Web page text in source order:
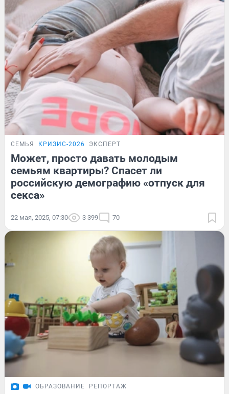
СЕМЬЯ КРИЗИС-2026 ЭКСПЕРТ
Может, просто давать молодым
семьям квартиры? Спасет ли
российскую демографию «отпуск для
секса»
22 мая, 2025, 07:30 3 399 70
ОБРАЗОВАНИЕ РЕПОРТАЖ